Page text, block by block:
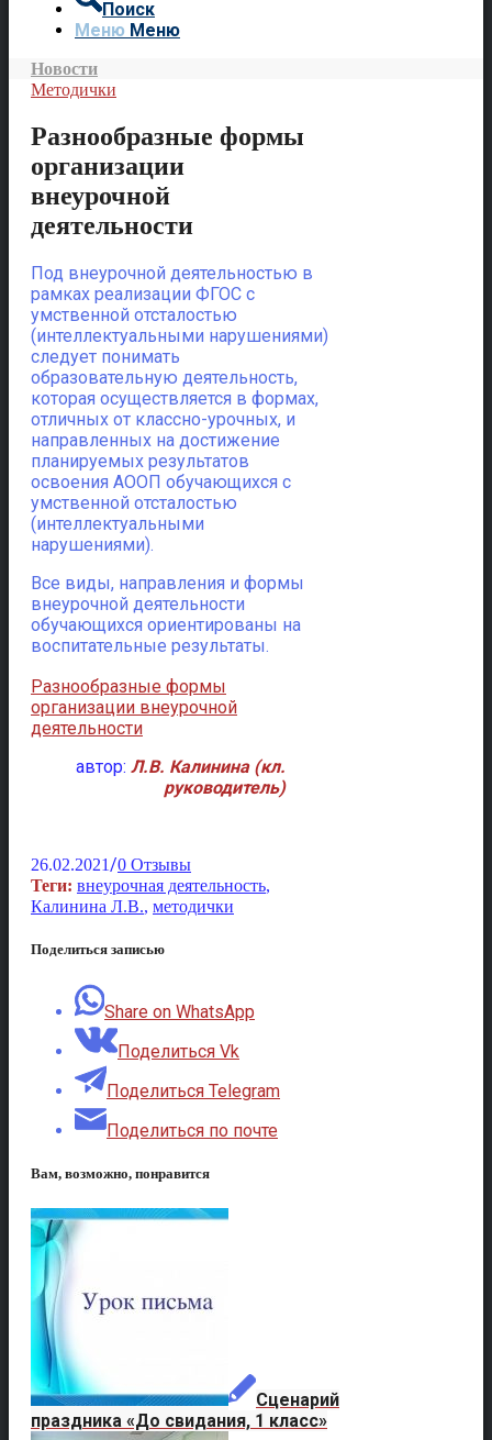
Поиск
Меню Меню
Новости
Методички
Разнообразные формы
организации
внеурочной
деятельности
Под внеурочной деятельностью в
рамках реализации ФГОС с
умственной отсталостью
(интеллектуальными нарушениями)
следует понимать
образовательную деятельность,
которая осуществляется в формах,
отличных от классно-урочных, и
направленных на достижение
планируемых результатов
освоения АООП обучающихся с
умственной отсталостью
(интеллектуальными
нарушениями).
Все виды, направления и формы
внеурочной деятельности
обучающихся ориентированы на
воспитательные результаты.
Разнообразные формы
организации внеурочной
деятельности
автор: Л.В. Калинина (кл.
руководитель)
26.02.2021/0 Отзывы
Теги: внеурочная деятельность,
Калинина Л.В., методички
Поделиться записью
Share on WhatsApp
Поделиться Vk
Поделиться Telegram
Поделиться по почте
Вам, возможно, понравится
Сценарий
праздника «До свидания, 1 класс»